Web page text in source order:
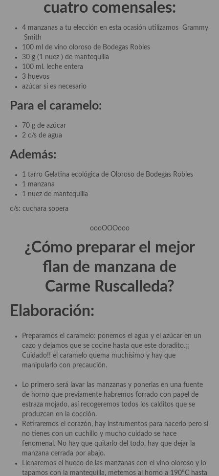
cuatro comensales:
4 manzanas a tu elección en esta ocasión utilizamos Grammy
Smith
100 ml de vino oloroso de Bodegas Robles
30 g (1 nuez ) de mantequilla
100 ml. leche entera
3 huevos
azúcar si es necesario
Para el caramelo:
70 g de azúcar
2 c/s de agua
Además:
1 tarro Gelatina ecológica de Oloroso de Bodegas Robles
1 manzana
1 nuez de mantequilla
c/s: cuchara sopera
oooOOOooo
¿Cómo preparar el mejor
flan de manzana de
Carme Ruscalleda?
Elaboración:
Preparamos el caramelo: ponemos el agua y el azúcar en un
cazo y dejamos que se cocine hasta que este doradito.¡¡
Cuidado!! el caramelo quema muchísimo y hay que
manipularlo con precaución.
Lo primero será lavar las manzanas y ponerlas en una fuente
de horno que previamente habremos forrado con papel de
estraza mojado, así recogeremos todos los calditos que se
produzcan en la cocción.
Retiraremos el corazón, hay instrumentos para hacerlo pero si
no tienes con un cuchillo y mucho cuidado se hace
fenomenal. No hay que quitarlo del todo, hay que dejar la
manzana cerrada por abajo.
Llenaremos el hueco de las manzanas con el vino oloroso y lo
tapamos con la mantequilla, metemos al horno a 190ºC hasta